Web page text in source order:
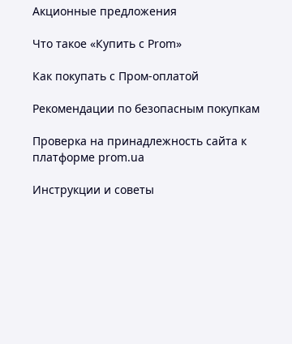
Акционные предложения
Что такое «Купить с Prom»
Как покупать с Пром-оплатой
Рекомендации по безопасным покупкам
Проверка на принадлежность сайта к
платформе prom.ua
Инструкции и советы